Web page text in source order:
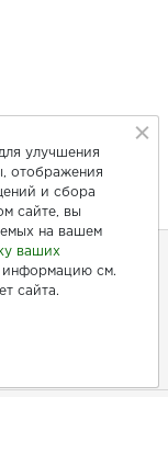
улучшения
отображения
и сбора
сайте, вы
на вашем
ваших
информацию см.
сайта.